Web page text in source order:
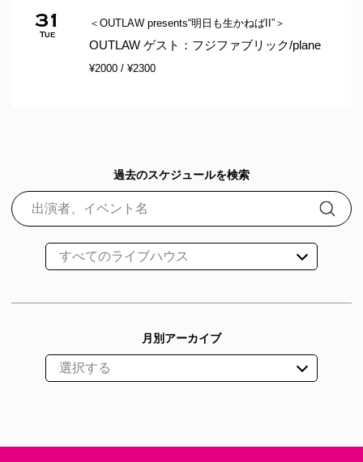
31
Tue
＜OUTLAW presents“明日も生かねばII”＞
OUTLAW ゲスト：フジファブリック/plane
¥2000 / ¥2300
過去のスケジュールを検索
月別アーカイブ